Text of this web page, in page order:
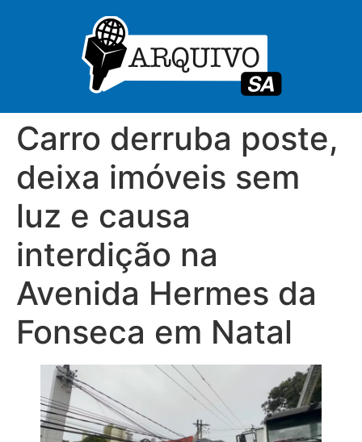
Carro derruba poste,
deixa imóveis sem
luz e causa
interdição na
Avenida Hermes da
Fonseca em Natal